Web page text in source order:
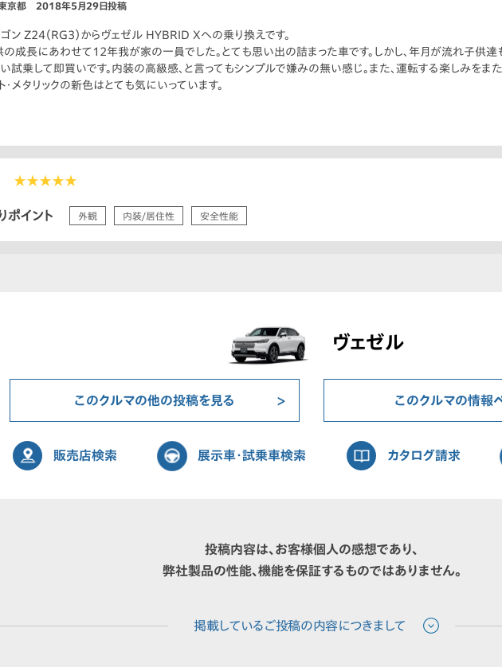
京都 2018年5月29日投稿
ン Z24（RG3）からヴェゼル HYBRID Xへの乗り換えです。
成長にあわせて12年我が家の一員でした。とても思い出の詰まった車です。しかし、年月が流れ子供達
試乗して即買いです。内装の高級感、と言ってもシンプルで嫌みの無い感じ。また、運転する楽しみをま
・メタリックの新色はとても気にいっています。
★★★★★
ポイント 外観 内装/居住性 安全性能
ヴェゼル
このクルマの他の投稿を見る このクルマの情報
販売店検索 展示車・試乗車検索 カタログ請求
投稿内容は、お客様個人の感想であり、
弊社製品の性能、機能を保証するものではありません。